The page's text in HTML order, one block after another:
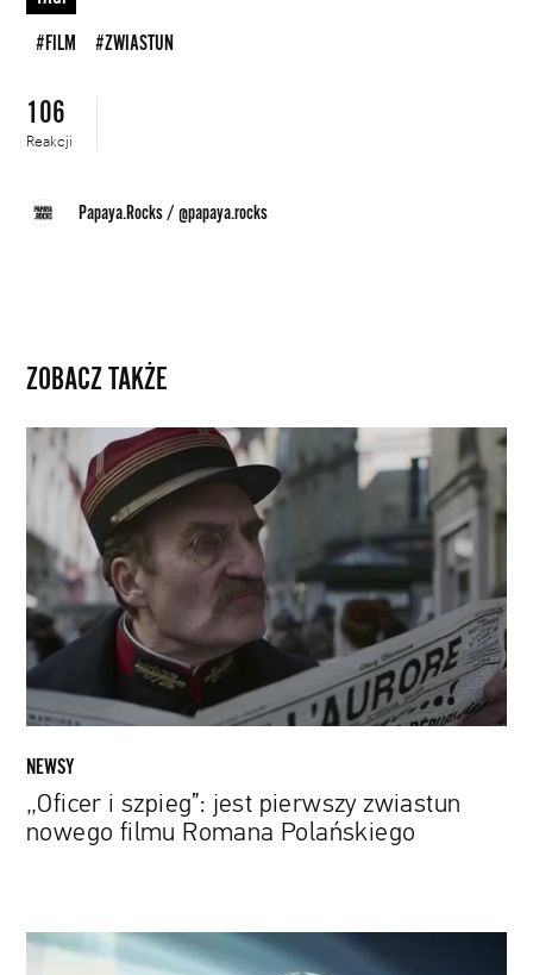
#FILM #ZWIASTUN
106
Reakcji
Papaya.Rocks/@papaya.rocks
ZOBACZ TAKŻE
jest
pierwszy
zwiastun
nowego
filmu
Romana
Polańskiego
NEWSY
„Oficer i szpieg”: jest pierwszy zwiastun
nowego filmu Romana Polańskiego
Przestrzenny